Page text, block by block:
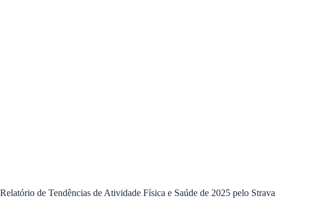
Relatório de Tendências de Atividade Física e Saúde de 2025 pelo Strava